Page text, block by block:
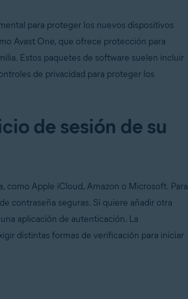
para proteger los nuevos dispositivos
Avast One, que ofrece protección para
Estos paquetes de software suelen incluir
de privacidad para proteger los
de sesión de su
como Apple iCloud, Amazon o Microsoft. Para
contraseña seguras. Si quiere añadir otra
aplicación de autenticación. La
distintas formas de verificación para iniciar